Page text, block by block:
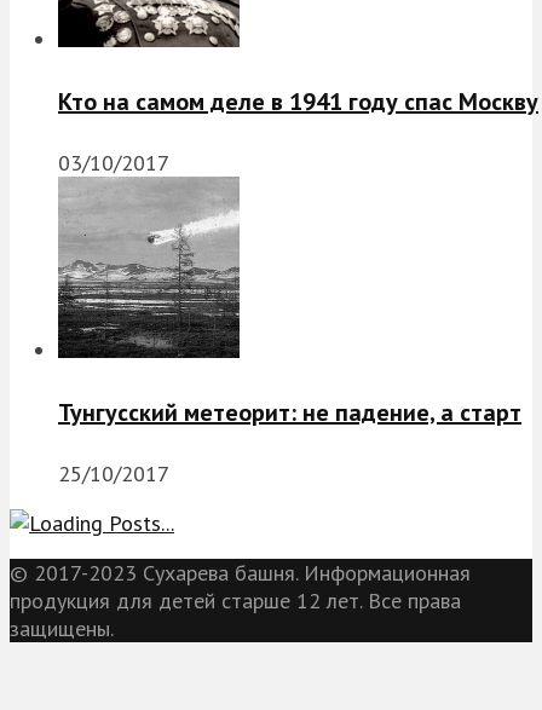
Кто на самом деле в 1941 году спас Москву
03/10/2017
Тунгусский метеорит: не падение, а старт
25/10/2017
© 2017-2023 Сухарева башня. Информационная
продукция для детей старше 12 лет. Все права
защищены.